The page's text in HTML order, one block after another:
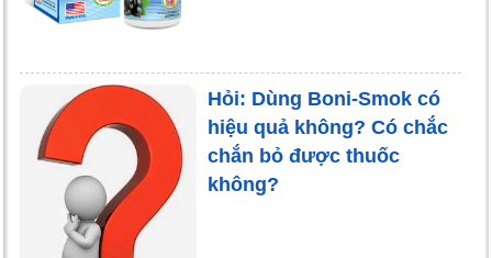
Hỏi: Dùng Boni-Smok có
hiệu quả không? Có chắc
chắn bỏ được thuốc
không?